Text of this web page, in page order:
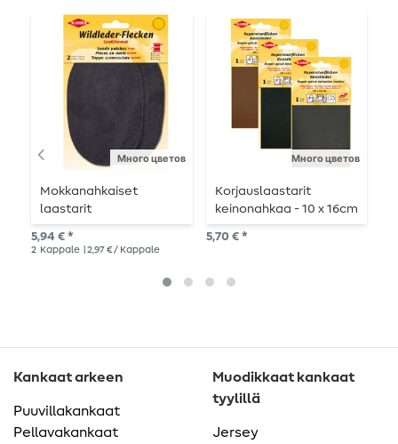
Много цветов
Mokkanahkaiset
laastarit
5,94 € *
2 Kappale | 2,97 € / Kappale
Много цветов
Korjauslaastarit
keinonahkaa - 10 x 16cm
- itseliimautuva
5,70 € *
Kankaat arkeen
Puuvillakankaat
Pellavakankaat
Muodikkaat kankaat
tyylillä
Jersey